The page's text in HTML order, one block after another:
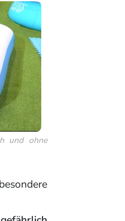
und ohne